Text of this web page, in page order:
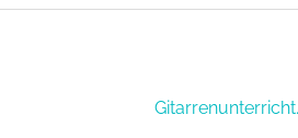
Gitarrenunterricht.